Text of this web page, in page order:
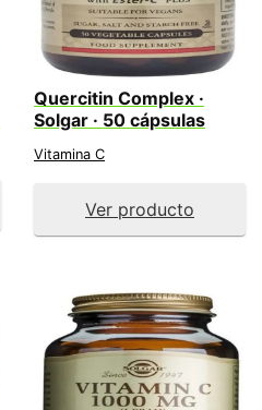
Quercitin Complex ·
Solgar · 50 cápsulas
Vitamina C
Ver producto